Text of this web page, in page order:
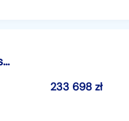
Scania R450 Euro 6 Wysoka Kabina Klimatyzacja Postojowa 450KM 2019r
233 698 zł